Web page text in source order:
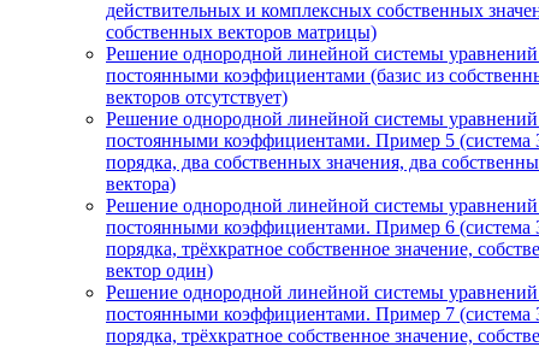
действительных и комплексных собственных
собственных векторов матрицы)
Решение однородной линейной системы
постоянными коэффициентами (базис из
векторов отсутствует)
Решение однородной линейной системы
постоянными коэффициентами. Пример 5 (система
порядка, два собственных значения, два
вектора)
Решение однородной линейной системы
постоянными коэффициентами. Пример 6 (система
порядка, трёхкратное собственное значение,
вектор один)
Решение однородной линейной системы
постоянными коэффициентами. Пример 7 (система
порядка, трёхкратное собственное значение,